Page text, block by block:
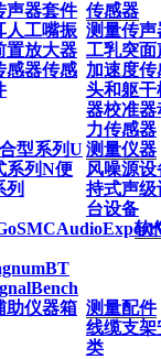
传感器
声器套件
人工嘴振
置放大器
感器传感
测量传声
工乳突面
加速度传
头和躯干
器校准器
力传感器
测量仪器
型系列U
系列N便
列
风噪源设
持式声级
台设备
软
SMCAudioExpert
BT
测量配件
助仪器箱
线缆支架
类